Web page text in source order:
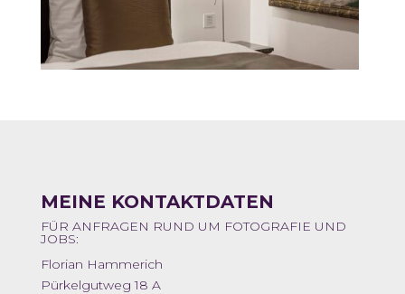
MEINE KONTAKTDATEN
FÜR ANFRAGEN RUND UM FOTOGRAFIE UND
JOBS:
Florian Hammerich
Pürkelgutweg 18 A